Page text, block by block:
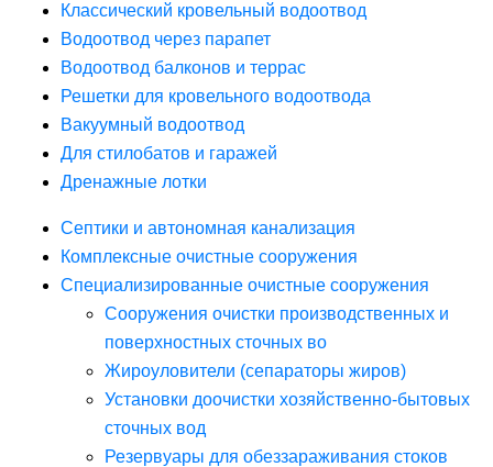
Классический кровельный водоотвод
Водоотвод через парапет
Водоотвод балконов и террас
Решетки для кровельного водоотвода
Вакуумный водоотвод
Для стилобатов и гаражей
Дренажные лотки
Септики и автономная канализация
Комплексные очистные сооружения
Специализированные очистные сооружения
Сооружения очистки производственных и
поверхностных сточных во
Жироуловители (сепараторы жиров)
Установки доочистки хозяйственно-бытовых
сточных вод
Резервуары для обеззараживания стоков